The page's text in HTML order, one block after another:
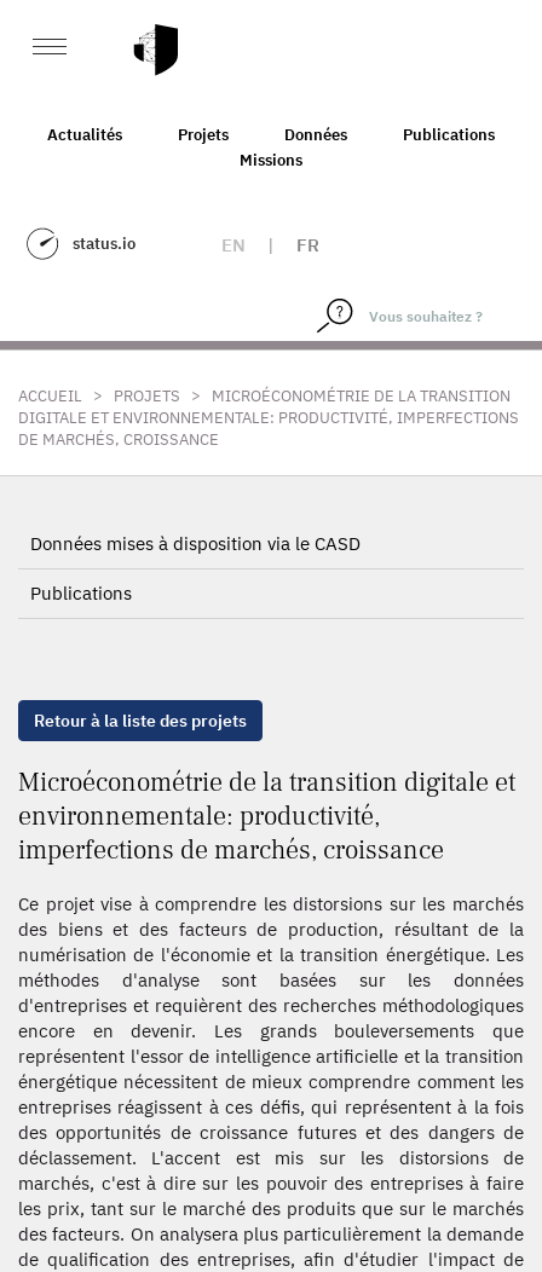
Actualités Projets Données
Publications
Missions
status.io EN | FR
ACCUEIL > PROJETS >
MICROÉCONOMÉTRIE DE LA TRANSITION
DIGITALE ET ENVIRONNEMENTALE: PRODUCTIVITÉ, IMPERFECTIONS
DE MARCHÉS, CROISSANCE
Données mises à disposition via le CASD
Publications
Retour à la liste des projets
Microéconométrie de la transition digitale et
environnementale: productivité,
imperfections de marchés, croissance
Ce projet vise à comprendre les distorsions sur les marchés
des biens et des facteurs de production, résultant de la
numérisation de l'économie et la transition énergétique. Les
méthodes d'analyse sont basées sur les données
d'entreprises et requièrent des recherches méthodologiques
encore en devenir. Les grands bouleversements que
représentent l'essor de intelligence artificielle et la transition
énergétique nécessitent de mieux comprendre comment les
entreprises réagissent à ces défis, qui représentent à la fois
des opportunités de croissance futures et des dangers de
déclassement. L'accent est mis sur les distorsions de
marchés, c'est à dire sur les pouvoir des entreprises à faire
les prix, tant sur le marché des produits que sur le marchés
des facteurs. On analysera plus particulièrement la demande
de qualification des entreprises, afin d'étudier l'impact de